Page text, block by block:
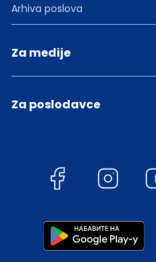
Arhiva poslova
Za medije
Za poslodavce